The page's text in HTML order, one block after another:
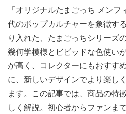
「オリジナルたまごっち メン
代のポップカルチャーを象徴す
り入れた、たまごっちシリーズ
幾何学模様とビビッドな色使い
が高く、コレクターにもおすす
に、新しいデザインでより楽し
ます。この記事では、商品の特
しく解説。初心者からファンま